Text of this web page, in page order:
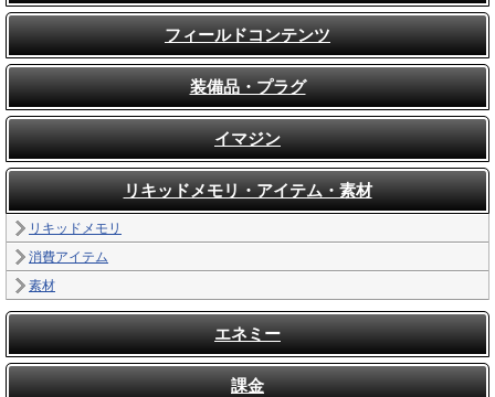
フィールドコンテンツ
装備品・プラグ
イマジン
リキッドメモリ・アイテム・素材
リキッドメモリ
消費アイテム
素材
エネミー
課金